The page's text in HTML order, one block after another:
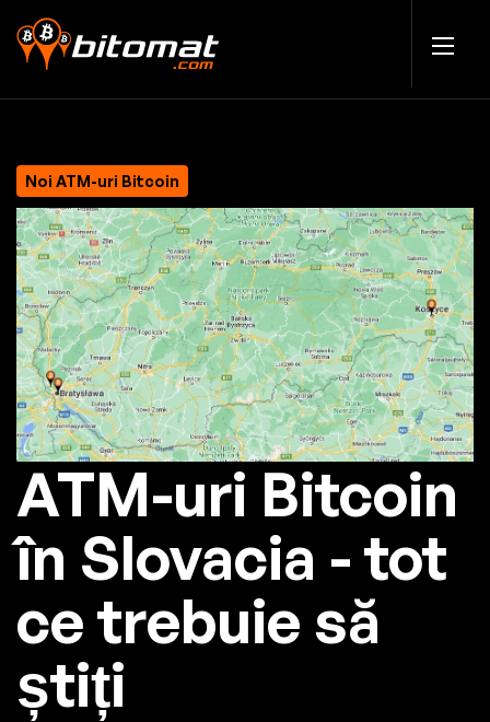
Noi ATM-uri Bitcoin
ATM-uri Bitcoin
în Slovacia - tot
ce trebuie să
știți